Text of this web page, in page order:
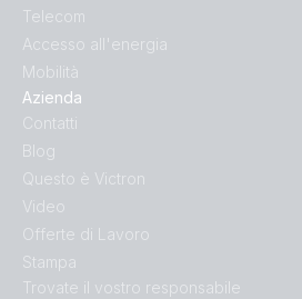
Orion-Tr Smart 48/48-8 (top)
Telecom
Accesso all'energia
Mobilità
Azienda
Contatti
Blog
Questo è Victron
Video
Offerte di Lavoro
Stampa
Trovate il vostro responsabile